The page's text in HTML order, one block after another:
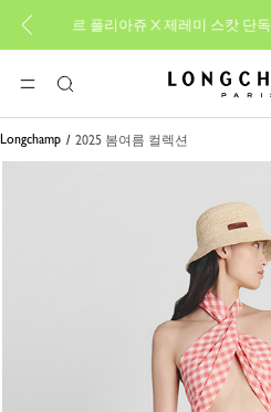
르 플리아쥬 X 제레미 스캇 단독 출시
메뉴
검
색
롱샴 - 홈
Longchamp 2025 봄여름 컬렉션